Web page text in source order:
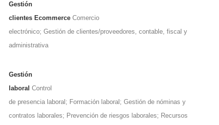
Gestión
clientes Ecommerce Comercio
electrónico; Gestión de clientes/proveedores, contable, fiscal y
administrativa
Gestión
laboral Control
de presencia laboral; Formación laboral; Gestión de nóminas y
contratos laborales; Prevención de riesgos laborales; Recursos